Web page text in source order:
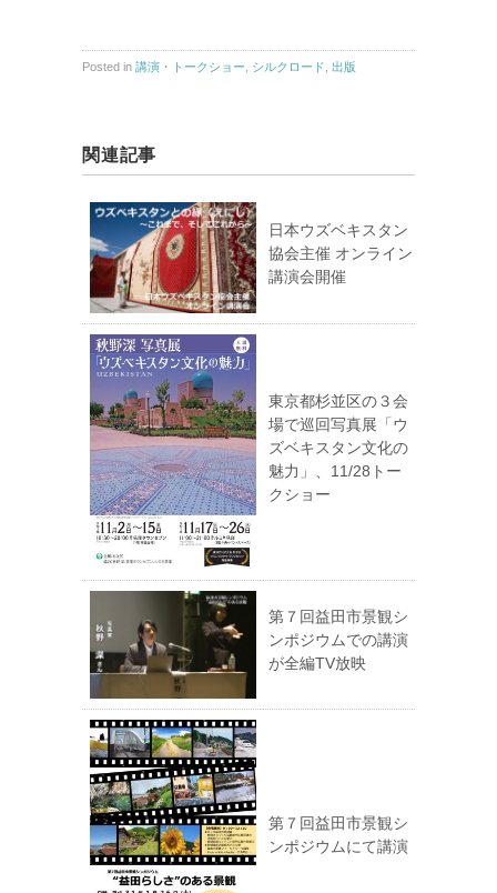
Posted in 講演・トークショー シルクロード 出版
関連記事
日本ウズベキスタン
協会主催 オンライン
講演会開催
東京都杉並区の３会
場で巡回写真展「ウ
ズベキスタン文化の
魅力」、11/28トー
クショー
第７回益田市景観シ
ンポジウムでの講演
が全編TV放映
第７回益田市景観シ
ンポジウムにて講演